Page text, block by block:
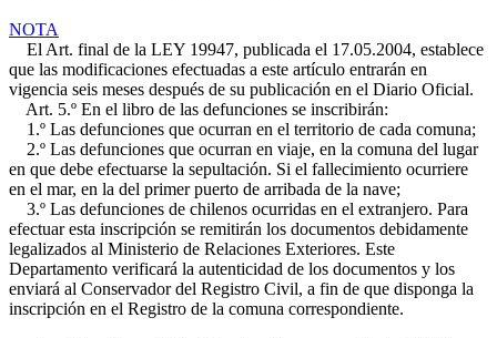
NOTA
El Art. final de la LEY 19947, publicada el 17.05.2004, establece
que las modificaciones efectuadas a este artículo entrarán en
vigencia seis meses después de su publicación en el Diario Oficial.
Art. 5.º En el libro de las defunciones se inscribirán:
1.º Las defunciones que ocurran en el territorio de cada comuna;
2.º Las defunciones que ocurran en viaje, en la comuna del lugar
en que debe efectuarse la sepultación. Si el fallecimiento ocurriere
en el mar, en la del primer puerto de arribada de la nave;
3.º Las defunciones de chilenos ocurridas en el extranjero. Para
efectuar esta inscripción se remitirán los documentos debidamente
legalizados al Ministerio de Relaciones Exteriores. Este
Departamento verificará la autenticidad de los documentos y los
enviará al Conservador del Registro Civil, a fin de que disponga la
inscripción en el Registro de la comuna correspondiente.